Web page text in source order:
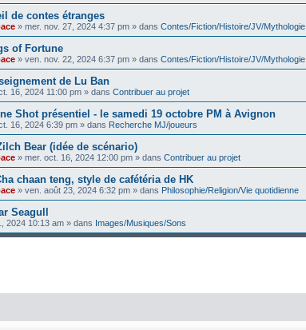
de contes étranges
» mer. nov. 27, 2024 4:37 pm » dans Contes/Fiction/Histoire/JV/Mythologie
of Fortune
» ven. nov. 22, 2024 6:37 pm » dans Contes/Fiction/Histoire/JV/Mythologie
de Lu Ban
16, 2024 11:00 pm » dans Contribuer au projet
Shot présentiel - le samedi 19 octobre PM à Avignon
16, 2024 6:39 pm » dans Recherche MJ/joueurs
Bear (idée de scénario)
» mer. oct. 16, 2024 12:00 pm » dans Contribuer au projet
chaan teng, style de cafétéria de HK
» ven. août 23, 2024 6:32 pm » dans Philosophie/Religion/Vie quotidienne
Seagull
2024 10:13 am » dans Images/Musiques/Sons